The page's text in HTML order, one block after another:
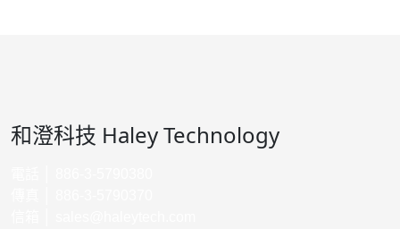
和澄科技 Haley Technology